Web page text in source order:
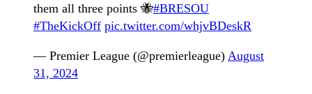
them all three points 🐝#BRESOU
#TheKickOff pic.twitter.com/whjvBDeskR
— Premier League (@premierleague) August
31, 2024